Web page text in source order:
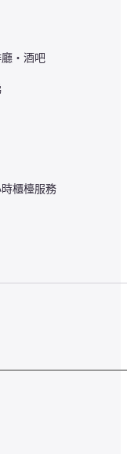
茶，請與フォション紅
・酒吧
時櫃檯服務